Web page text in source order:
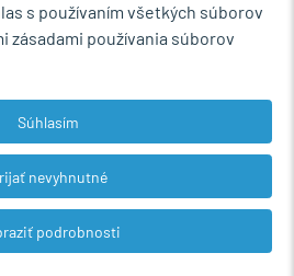
údajov pre marketingové účely.
MARLOW DESIGN
nastavenia Cookies
s používaním všetkých súborov
zásadami používania súborov
Súhlasím
nevyhnutné
podrobnosti